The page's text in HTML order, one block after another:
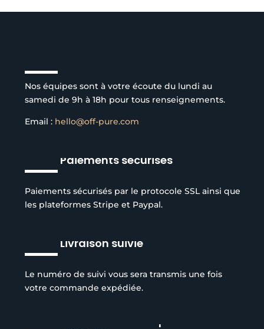
Nos équipes sont à votre écoute du lundi au
samedi de 9h à 18h pour tous renseignements.
Email : hello@off-pure.com
Paiements sécurisés
Paiements sécurisés par le protocole SSL ainsi que
les plateformes Stripe et Paypal.
Livraison suivie
Le numéro de suivi vous sera transmis une fois
votre commande expédiée.
Réduction de l’empreinte